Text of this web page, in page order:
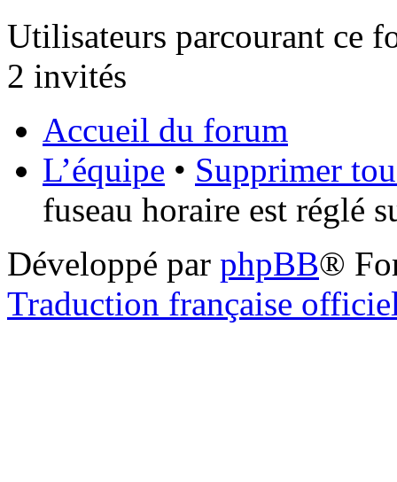
Utilisateurs parcourant ce
2 invités
Accueil du forum
L’équipe • Supprimer
fuseau horaire est réglé
Développé par phpBB®
Traduction française